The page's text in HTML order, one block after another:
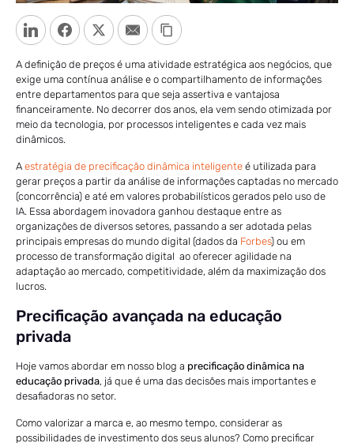
LinkedInFacebookTwitterEmail Copy Link
A definição de preços é uma atividade estratégica aos negócios, que
exige uma contínua análise e o compartilhamento de informações
entre departamentos para que seja assertiva e vantajosa
financeiramente. No decorrer dos anos, ela vem sendo otimizada por
meio da tecnologia, por processos inteligentes e cada vez mais
dinâmicos.
A estratégia de precificação dinâmica inteligente é utilizada para
gerar preços a partir da análise de informações captadas no mercado
(concorrência) e até em valores probabilísticos gerados pelo uso de
IA. Essa abordagem inovadora ganhou destaque entre as
organizações de diversos setores, passando a ser adotada pelas
principais empresas do mundo digital (dados da Forbes) ou em
processo de transformação digital ao oferecer agilidade na
adaptação ao mercado, competitividade, além da maximização dos
lucros.
Precificação avançada na educação
privada
Hoje vamos abordar em nosso blog a precificação dinâmica na
educação privada, já que é uma das decisões mais importantes e
desafiadoras no setor.
Como valorizar a marca e, ao mesmo tempo, considerar as
possibilidades de investimento dos seus alunos? Como precificar